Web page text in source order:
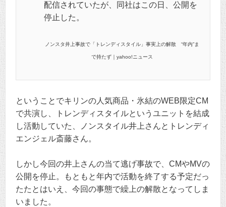
配信されていたが、同社はこの日、公開を
停止した。
ノンスタ井上事故で「トレンディスタイル」事実上の解散 “年内”ま
で持たず｜yahoo!ニュース
ということでキリンの人気商品・氷結のWEB限定CM
で共演し、トレンディスタイルというユニットを結成
し活動していた、ノンスタイル井上さんとトレンディ
エンジェル斎藤さん。
しかし今回の井上さんの当て逃げ事故で、CMやMVの
公開を停止。もともと年内で活動を終了する予定だっ
たたとはいえ、今回の事態で繰上の解散となってしま
いました。